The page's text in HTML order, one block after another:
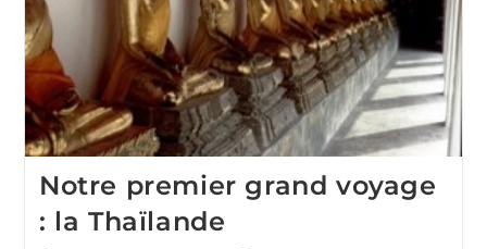
Notre premier grand voyage
: la Thaïlande